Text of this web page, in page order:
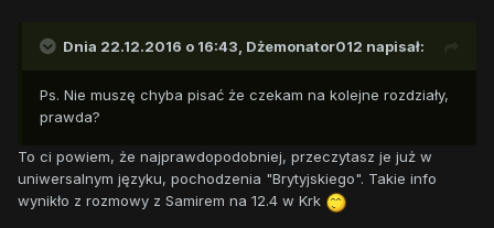
Dnia 22.12.2016 o 16:43, Dżemonator012 napisał:
Ps. Nie muszę chyba pisać że czekam na kolejne rozdziały,
prawda?
To ci powiem, że najprawdopodobniej, przeczytasz je już w
uniwersalnym języku, pochodzenia "Brytyjskiego". Takie info
wynikło z rozmowy z Samirem na 12.4 w Krk